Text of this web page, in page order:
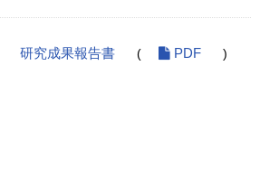
研究成果報告書 ( PDF )